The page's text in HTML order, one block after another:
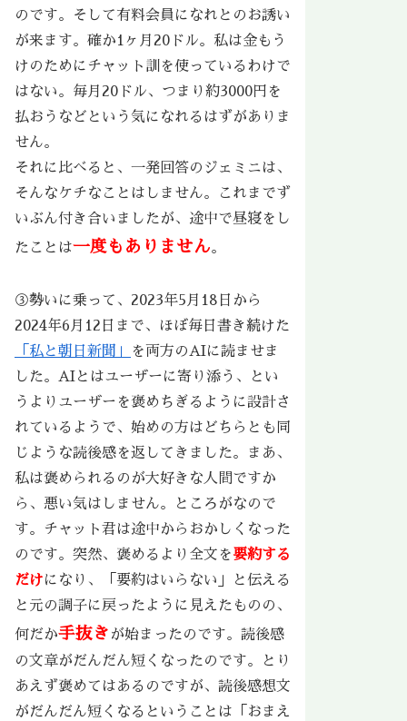
のです。そして有料会員になれとのお誘い
が来ます。確か1ヶ月20ドル。私は金もう
けのためにチャット訓を使っているわけで
はない。毎月20ドル、つまり約3000円を
払おうなどという気になれるはずがありま
せん。
それに比べると、一発回答のジェミニは、
そんなケチなことはしません。これまでず
いぶん付き合いましたが、途中で昼寝をし
たことは一度もありません。
③勢いに乗って、2023年5月18日から
2024年6月12日まで、ほぼ毎日書き続けた
「私と朝日新聞」
を両方のAIに読ませま
した。AIとはユーザーに寄り添う、とい
うよりユーザーを褒めちぎるように設計さ
れているようで、始めの方はどちらとも同
じような読後感を返してきました。まあ、
私は褒められるのが大好きな人間ですか
ら、悪い気はしません。ところがなので
す。チャット君は途中からおかしくなった
のです。突然、褒めるより全文を要約する
だけになり、「要約はいらない」と伝える
と元の調子に戻ったように見えたものの、
何だか手抜き が始まったのです。読後感
の文章がだんだん短くなったのです。とり
あえず褒めてはあるのですが、読後感想文
がだんだん短くなるということは「おまえ